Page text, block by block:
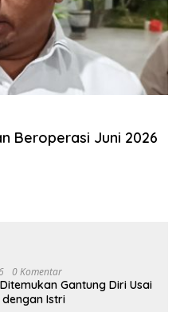
Beroperasi Juni 2026
0 Komentar
Gantung Diri Usai
Istri